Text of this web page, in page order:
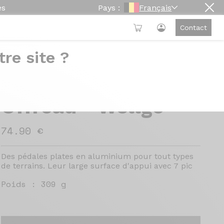
Pays : Français
Contact
site ?
Offroad - Wellgo
74.90 €
Des pédales plates en aluminium pour tout types
de terrains. Leur large surface d'appui avec 7 pic
Poids : 309 g